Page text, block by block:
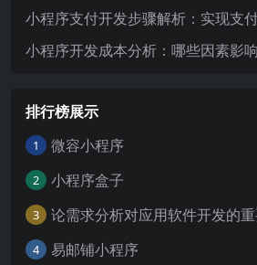
小程序支付开发步骤解析：实现支
小程序开发成本分析：哪些因素影
排行榜展示
1 微容小程序
2 小程序盒子
3 论需求分析对应用软件开发的
4 易邮铺小程序